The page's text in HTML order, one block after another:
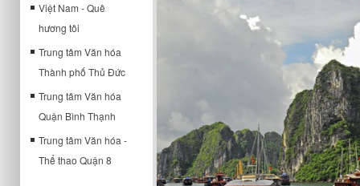
Việt Nam - Quê
hương tôi
Trung tâm Văn hóa
Thành phố Thủ Đức
Trung tâm Văn hóa
Quận Bình Thạnh
Trung tâm Văn hóa -
Thể thao Quận 8